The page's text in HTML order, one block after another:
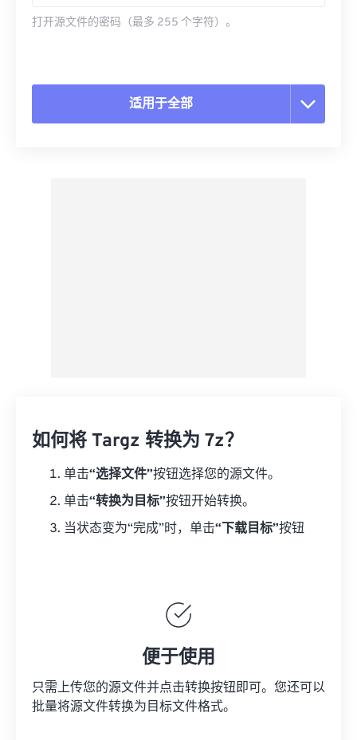
打开源文件的密码（最多 255 个字符）。
适用于全部
如何将 Targz 转换为 7z？
单击“选择文件”按钮选择您的源文件。
单击“转换为目标”按钮开始转换。
当状态变为“完成”时，单击“下载目标”按钮
便于使用
只需上传您的源文件并点击转换按钮即可。您还可以
批量将源文件转换为目标文件格式。